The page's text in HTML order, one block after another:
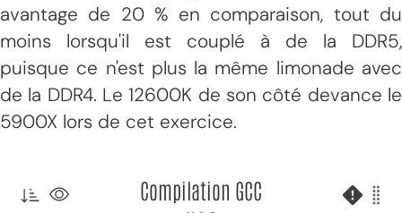
avantage de 20 % en comparaison, tout du
moins lorsqu'il est couplé à de la DDR5,
puisque ce n'est plus la même limonade avec
de la DDR4. Le 12600K de son côté devance le
5900X lors de cet exercice.